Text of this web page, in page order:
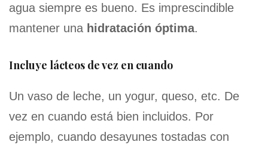
agua siempre es bueno. Es imprescindible
mantener una hidratación óptima.
Incluye lácteos de vez en cuando
Un vaso de leche, un yogur, queso, etc. De
vez en cuando está bien incluidos. Por
ejemplo, cuando desayunes tostadas con